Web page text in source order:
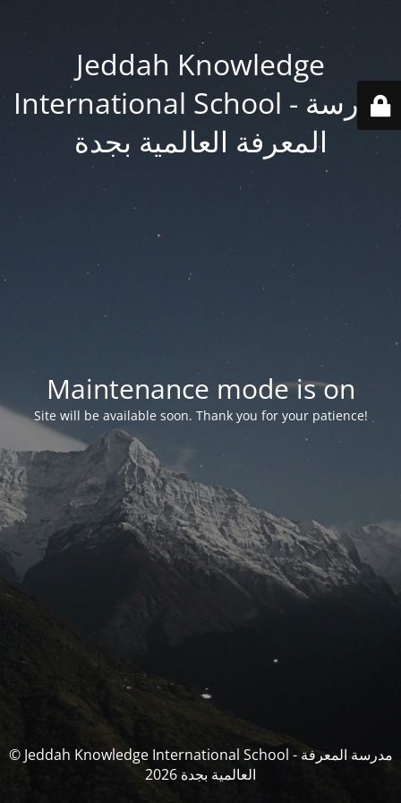
Jeddah Knowledge
International School - مدرسة
المعرفة العالمية بجدة
Maintenance mode is on
Site will be available soon. Thank you for your patience!
© Jeddah Knowledge International School - مدرسة المعرفة
العالمية بجدة 2026